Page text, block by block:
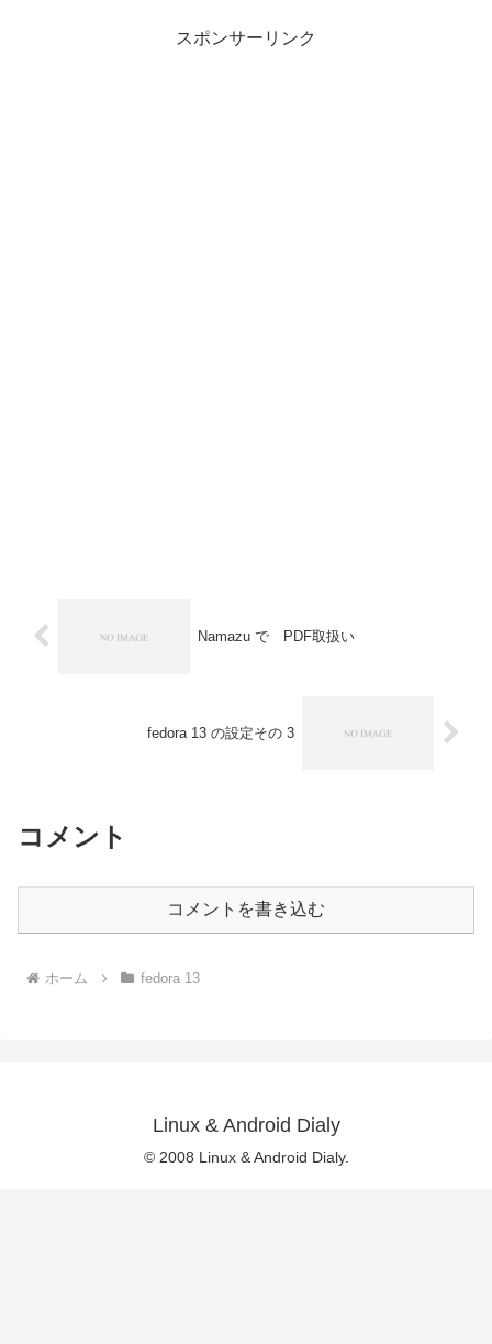
スポンサーリンク
Namazu で PDF取扱い
fedora 13 の設定その 3
コメント
コメントを書き込む
ホーム fedora 13
Linux & Android Dialy
© 2008 Linux & Android Dialy.